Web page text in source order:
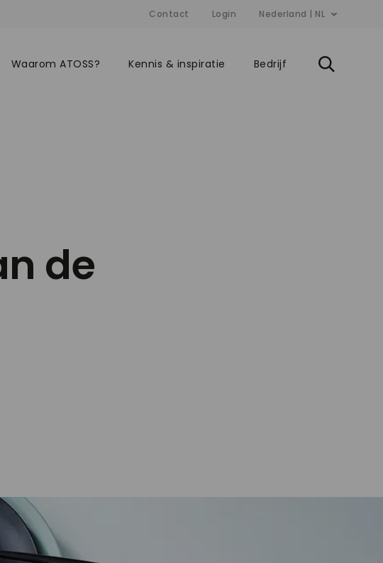
Contact Login Nederland | NL
Waarom ATOSS? Kennis & inspiratie Bedrijf
de